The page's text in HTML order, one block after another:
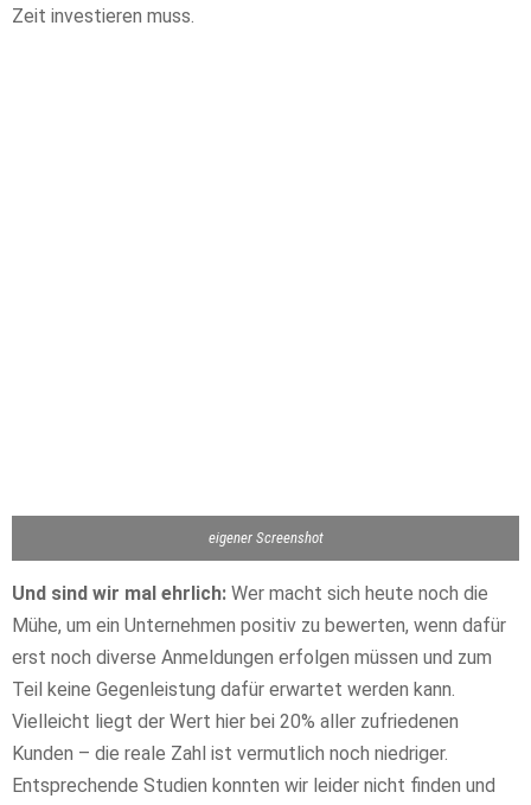
Zeit investieren muss.
eigener Screenshot
Und sind wir mal ehrlich: Wer macht sich heute noch die
Mühe, um ein Unternehmen positiv zu bewerten, wenn dafür
erst noch diverse Anmeldungen erfolgen müssen und zum
Teil keine Gegenleistung dafür erwartet werden kann.
Vielleicht liegt der Wert hier bei 20% aller zufriedenen
Kunden – die reale Zahl ist vermutlich noch niedriger.
Entsprechende Studien konnten wir leider nicht finden und